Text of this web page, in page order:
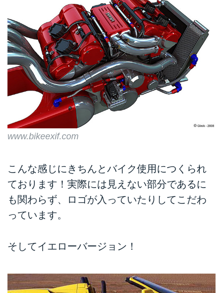
www.bikeexif.com
こんな感じにきちんとバイク使用につくられ
ております！実際には見えない部分であるに
も関わらず、ロゴが入っていたりしてこだわ
っています。
そしてイエローバージョン！